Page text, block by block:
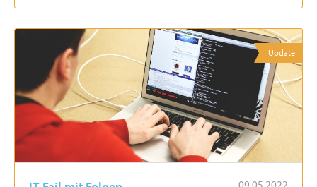
Update